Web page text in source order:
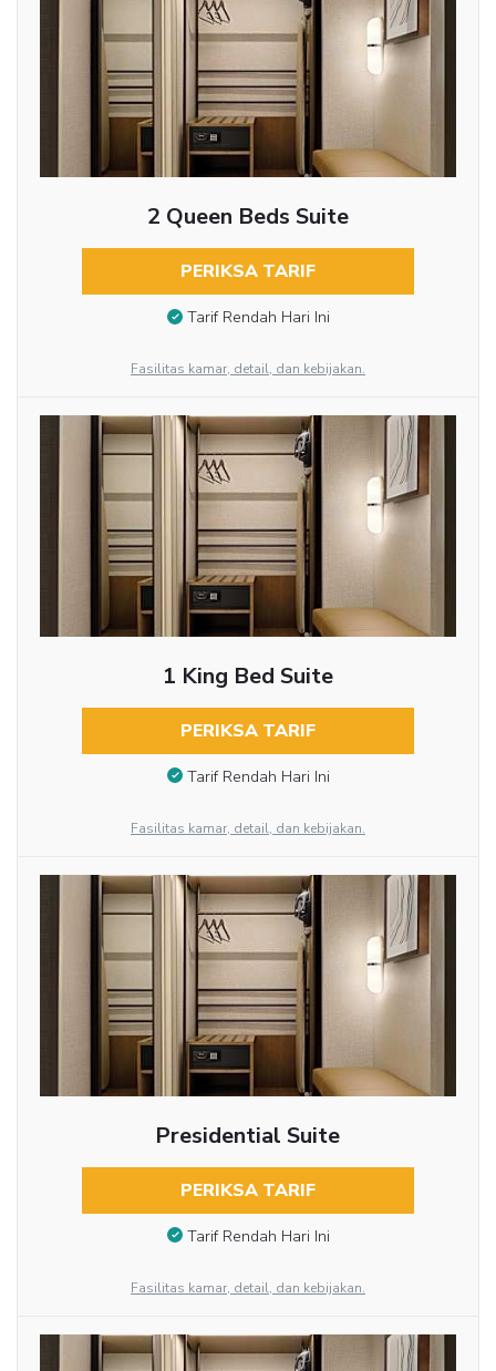
2 Queen Beds Suite
PERIKSA TARIF
Tarif Rendah Hari Ini
Fasilitas kamar, detail, dan kebijakan.
1 King Bed Suite
PERIKSA TARIF
Tarif Rendah Hari Ini
Fasilitas kamar, detail, dan kebijakan.
Presidential Suite
PERIKSA TARIF
Tarif Rendah Hari Ini
Fasilitas kamar, detail, dan kebijakan.